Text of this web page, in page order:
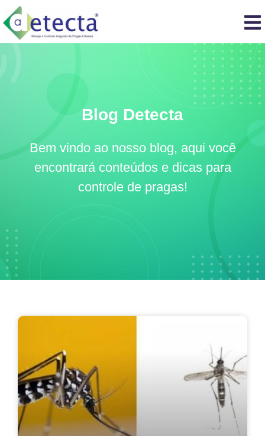
Blog Detecta
Bem vindo ao nosso blog, aqui você
encontrará conteúdos e dicas para
controle de pragas!